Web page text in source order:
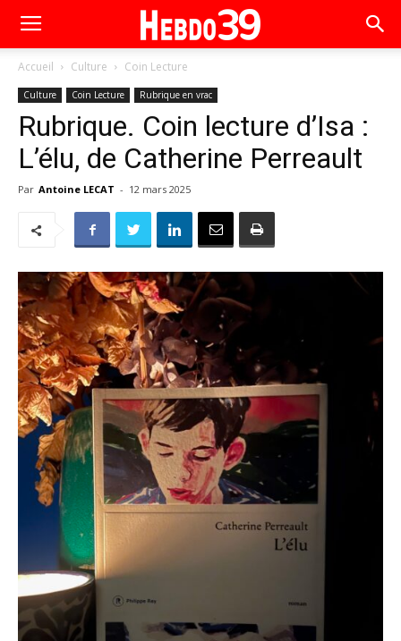
Accueil Culture Coin Lecture
Culture Coin Lecture Rubrique en vrac
Rubrique. Coin lecture d’Isa :
L’élu, de Catherine Perreault
Par Antoine LECAT - 12 mars 2025